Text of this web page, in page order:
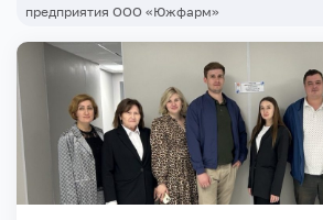
предприятия ООО «Южфарм»